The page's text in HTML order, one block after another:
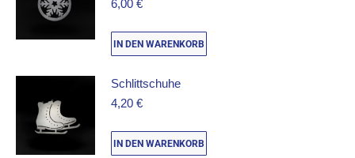
6,00 €
IN DEN WARENKORB
Schlittschuhe
4,20 €
IN DEN WARENKORB